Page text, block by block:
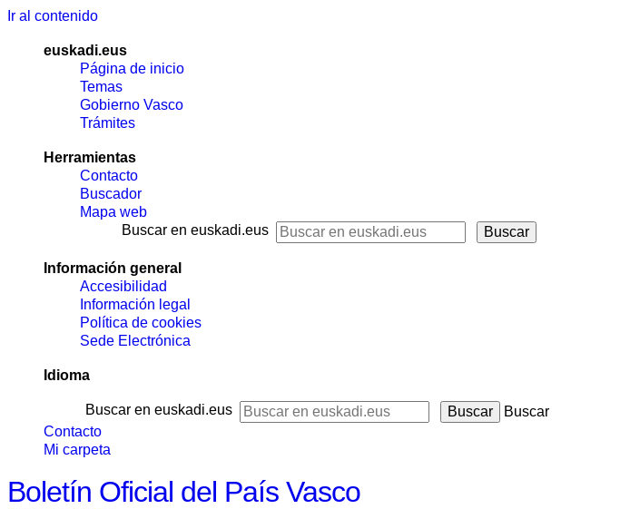
Ir al contenido
euskadi.eus
Página de inicio
Temas
Gobierno Vasco
Trámites
Herramientas
Contacto
Buscador
Mapa web
Buscar en euskadi.eus
Información general
Accesibilidad
Información legal
Política de cookies
Sede Electrónica
Idioma
Buscar en euskadi.eus
Buscar
Contacto
Mi carpeta
Boletín Oficial del País Vasco